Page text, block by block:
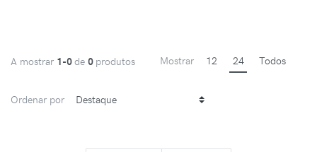
A mostrar 1-0de 0 produtos Mostrar 12 24 Todos
Ordenar por